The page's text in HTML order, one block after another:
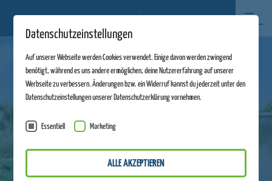
Datenschutzeinstellungen
Auf unserer Webseite werden Cookies verwendet. Einige davon werden zwingend
benötigt, während es uns andere ermöglichen, deine Nutzererfahrung auf unserer
Werbseite zu verbessern. Änderungen bzw. ein Widerruf kannst du jederzeit unter den
Datenschutzeinstellungen unserer Datenschutzerklärung vornehmen.
Essentiell Marketing
ALLE AKZEPTIEREN